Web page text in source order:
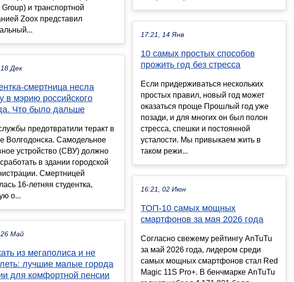
Group) и транспортной
Zoox представил
Дек
смертница несла
в мэрию российского
Что было дальше
предотвратили теракт в
Волгодонска. Самодельное
устройство (СВУ) должно
в здании городской
Смертницей
16-летняя студентка,
о...
26 Май
из мегаполиса и не
лучшие малые города
для комфортной пенсии
17:21, 14 Янв
10 самых простых способов
прожить год без стресса
Если придерживаться нескольких
простых правил, новый год может
оказаться проще Прошлый год уже
позади, и для многих он был полон
стресса, спешки и постоянной
усталости. Мы привыкаем жить в
таком режи...
16:21, 02 Июн
ТОП-10 самых мощных
смартфонов за мая 2026 года
Согласно свежему рейтингу AnTuTu
за май 2026 года, лидером среди
самых мощных смартфонов стал Red
Magic 11S Pro+. В бенчмарке AnTuTu